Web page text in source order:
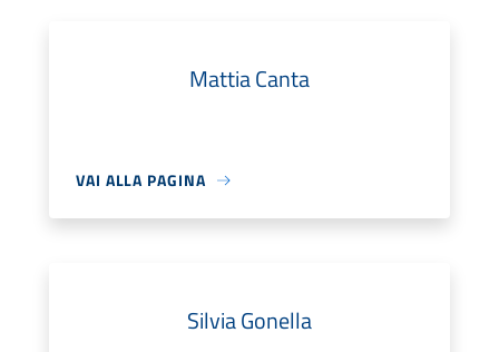
Mattia Canta
VAI ALLA PAGINA
Silvia Gonella